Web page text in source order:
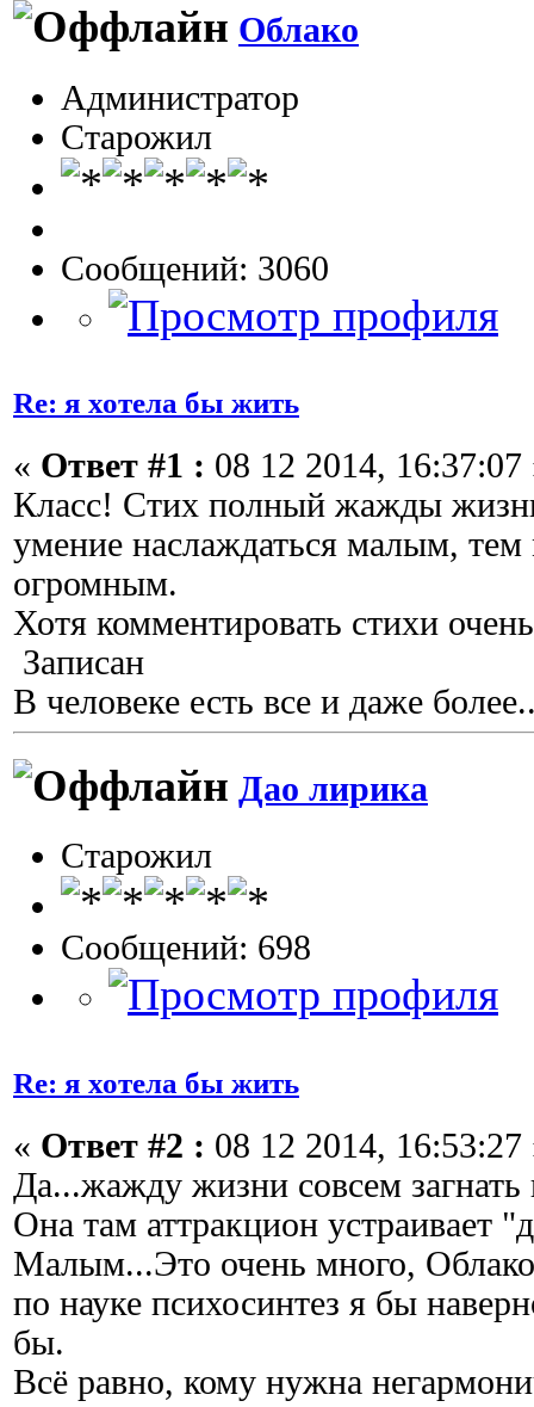
Облако
Администратор
Старожил
Сообщений: 3060
Re: я хотела бы жить
« Ответ #1 : 08 12 2014, 16:37:07
Класс! Стих полный жажды
умение наслаждаться малым,
огромным.
Хотя комментировать стихи
Записан
В человеке есть все и даже
Дао лирика
Старожил
Сообщений: 698
Re: я хотела бы жить
« Ответ #2 : 08 12 2014, 16:53:27
Да...жажду жизни совсем загнать
Она там аттракцион устраивает
Малым...Это очень много,
по науке психосинтез я бы
бы.
Всё равно, кому нужна